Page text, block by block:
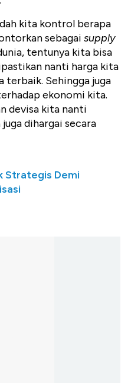
kita kontrol berapa
sebagai supply
tentunya kita bisa
nanti harga kita
terbaik. Sehingga juga
ekonomi kita.
devisa kita nanti
dihargai secara
Strategis Demi